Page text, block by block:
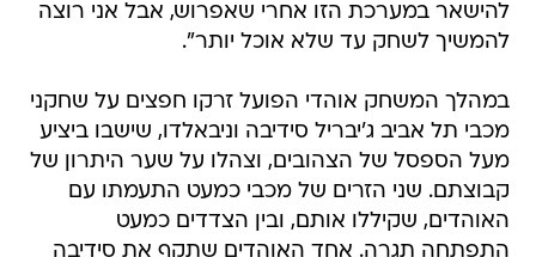
להישאר במערכת הזו אחרי שאפרוש, אבל אני רוצה
להמשיך לשחק עד שלא אוכל יותר".
במהלך המשחק אוהדי הפועל זרקו חפצים על שחקני
מכבי תל אביב ג'יבריל סידיבה וניבאלדו, שישבו ביציע
מעל הספסל של הצהובים, וצהלו על שער היתרון של
קבוצתם. שני הזרים של מכבי כמעט התעמתו עם
האוהדים, שקיללו אותם, ובין הצדדים כמעט
התפתחה תגרה. אחד האוהדים שתקף את סידיבה